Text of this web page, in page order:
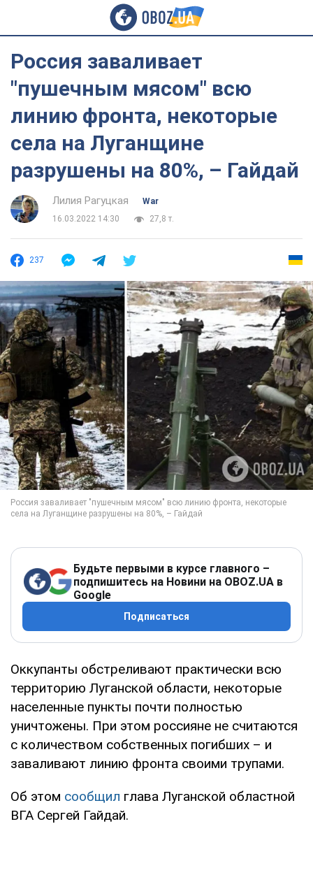
Россия заваливает
"пушечным мясом" всю
линию фронта, некоторые
села на Луганщине
разрушены на 80%, – Гайдай
Лилия Рагуцкая
War
16.03.2022 14:30
27,8 т.
237
Будьте первыми в курсе главного –
подпишитесь на Новини на OBOZ.UA в
Google
Подписаться
Оккупанты обстреливают практически всю
территорию Луганской области, некоторые
населенные пункты почти полностью
уничтожены. При этом россияне не считаются
с количеством собственных погибших – и
заваливают линию фронта своими трупами.
Об этом сообщил глава Луганской областной
ВГА Сергей Гайдай.